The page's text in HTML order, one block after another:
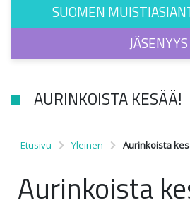
SUOMEN
JÄSENYYS
AURINKOISTA KESÄÄ!
Etusivu Yleinen Aurinkoista
Aurinkoista